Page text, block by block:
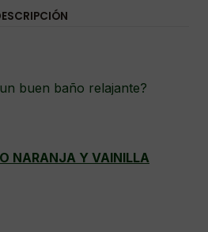
buen baño relajante?
NARANJA Y VAINILLA